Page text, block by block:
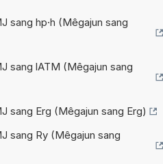
sang hp·h (Mêgajun sang
sang lATM (Mêgajun sang
sang Erg (Mêgajun sang Erg)
sang Ry (Mêgajun sang